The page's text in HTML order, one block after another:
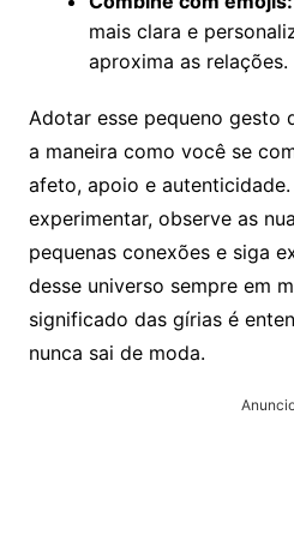
mais clara e
aproxima as relações.
Adotar esse pequeno gesto
a maneira como você se
afeto, apoio e
experimentar, observe as
pequenas conexões e siga
desse universo sempre em
significado das gírias é
nunca sai de moda.